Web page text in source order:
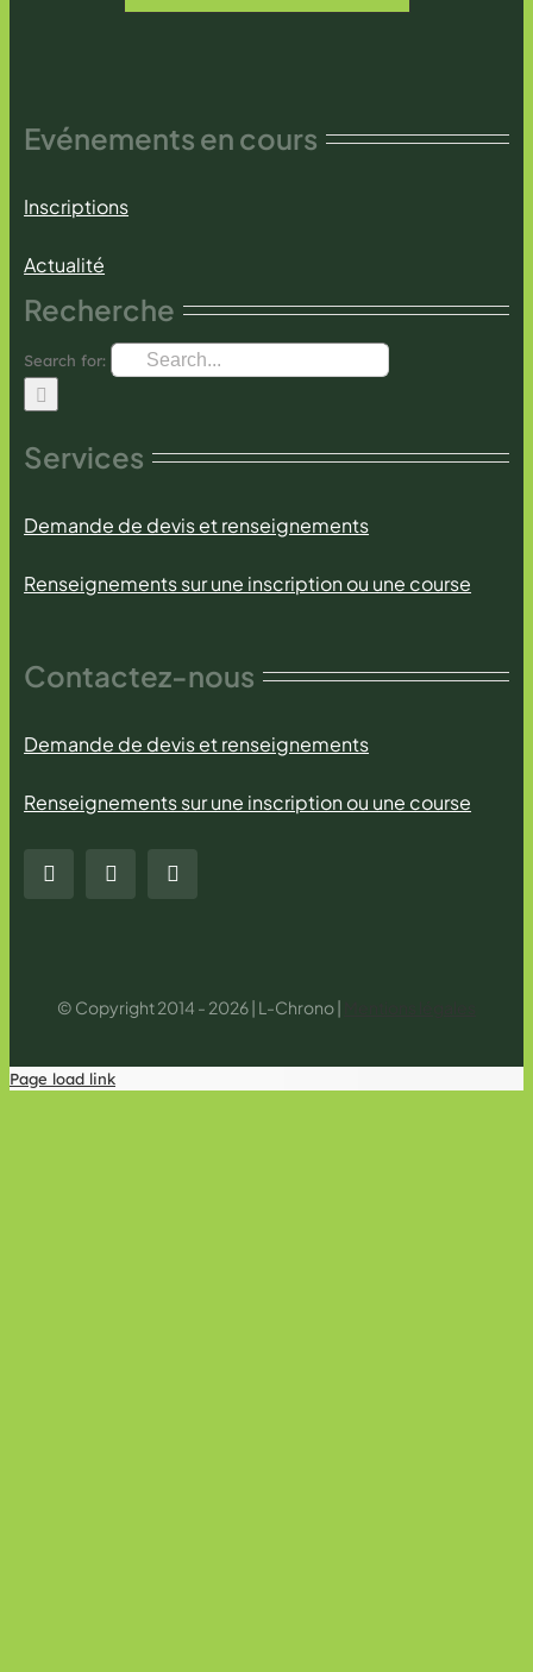
Evénements en cours
Inscriptions
Actualité
Recherche
Search for:
Services
Demande de devis et renseignements
Renseignements sur une inscription ou une course
Contactez-nous
Demande de devis et renseignements
Renseignements sur une inscription ou une course
© Copyright 2014 - 2026 | L-Chrono |
Page load link